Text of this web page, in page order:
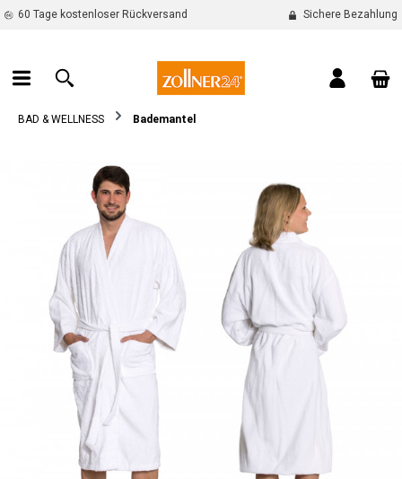
springen
60 Tage kostenloser Rückversand Sichere Bezahlung
BAD & WELLNESS Bademantel
Bildergalerie überspringen